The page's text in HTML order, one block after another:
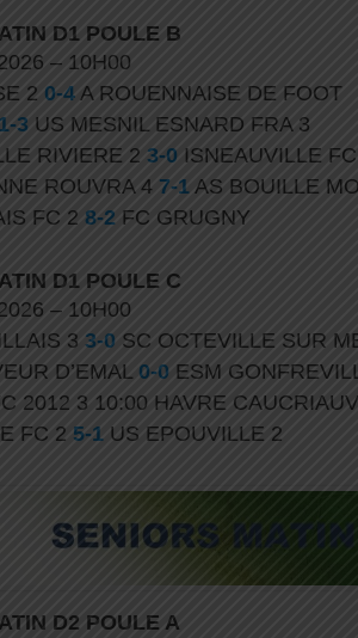
D1 POULE B
– 10H00
2 0-4 A ROUENNAISE DE FOOT
1-3 US MESNIL ESNARD FRA 3
RIVIERE 2 3-0 ISNEAUVILLE
ROUVRA 4 7-1 AS BOUILLE
FC 2 8-2 FC GRUGNY
D1 POULE C
– 10H00
3 3-0 SC OCTEVILLE SUR
D’EMAL 0-0 ESM
2012 3 10:00 HAVRE
FC 2 5-1 US EPOUVILLE 2
D2 POULE A